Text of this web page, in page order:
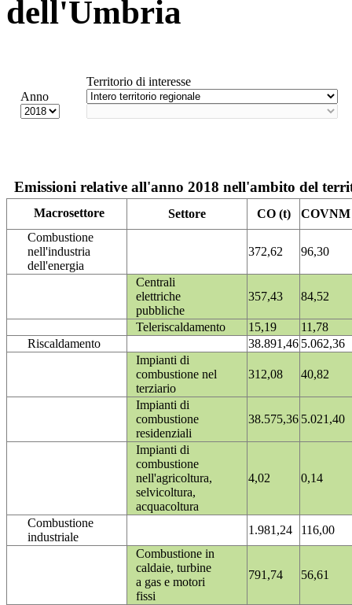
dell'Umbria
Anno
Territorio di interesse
Emissioni relative all'anno 2018 nell'ambito del
Macrosettore Settore CO (t)
COVNM
Combustione
nell'industria
dell'energia
372,62 96,30
Centrali
elettriche
pubbliche
357,43 84,52
Teleriscaldamento 15,19
11,78
Riscaldamento
38.891,46 5.062,36
Impianti di
combustione nel
terziario
312,08 40,82
Impianti di
combustione
residenziali
38.575,36 5.021,40
Impianti di
combustione
nell'agricoltura,
selvicoltura,
acquacoltura
4,02 0,14
Combustione
industriale
1.981,24
116,00
Combustione in
caldaie, turbine
a gas e motori
fissi
791,74 56,61